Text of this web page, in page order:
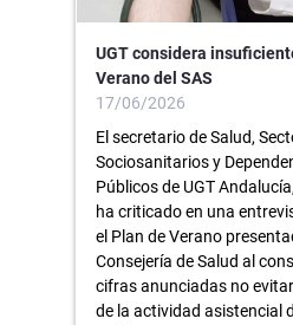
UGT considera
Verano del SAS
17/06/2026
El secretario de Salud,
Sociosanitarios y
Públicos de UGT
ha criticado en una
el Plan de Verano
Consejería de Salud al
cifras anunciadas no
de la actividad asistencial